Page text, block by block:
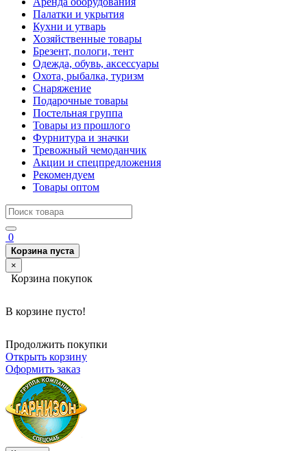
Палатки и укрытия
Кухни и утварь
Хозяйственные товары
Брезент, пологи, тент
Одежда, обувь, аксессуары
Охота, рыбалка, туризм
Снаряжение
Подарочные товары
Постельная группа
Товары из прошлого
Фурнитура и значки
Тревожный чемоданчик
Акции и спецпредложения
Рекомендуем
Товары оптом
0
Корзина пуста
×
Корзина покупок
В корзине пусто!
Продолжить покупки
Открыть корзину
Оформить заказ